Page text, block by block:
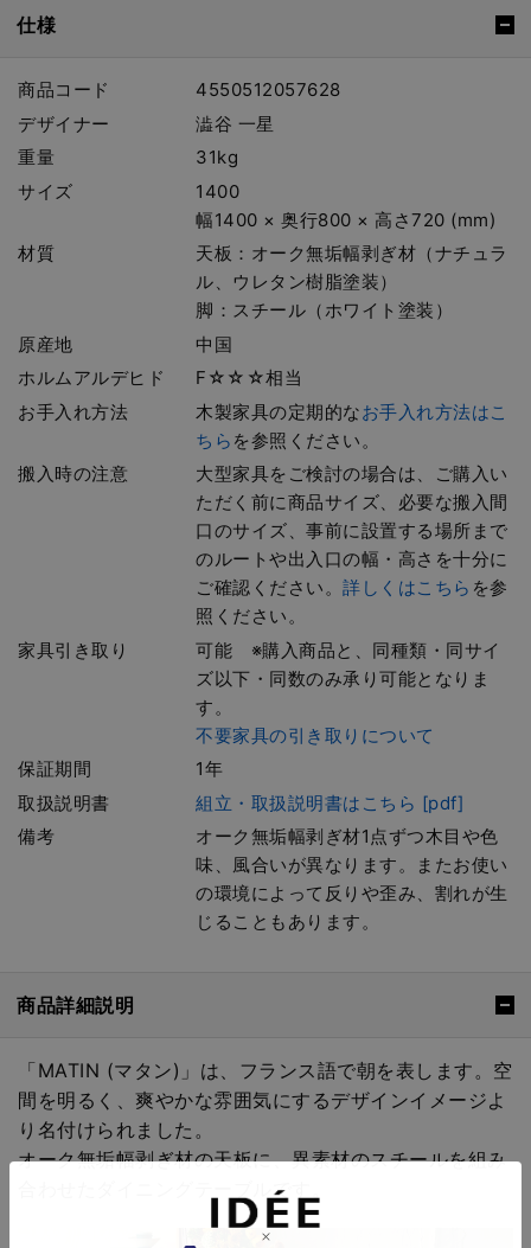
仕様
商品コード
4550512057628
デザイナー
澁谷 一星
重量
31kg
サイズ
1400
幅1400 × 奥行800 × 高さ720 (mm)
材質
天板：オーク無垢幅剥ぎ材（ナチュラ
ル、ウレタン樹脂塗装）
脚：スチール（ホワイト塗装）
原産地
中国
ホルムアルデヒド
F☆☆☆相当
お手入れ方法
木製家具の定期的なお手入れ方法はこ
ちら を参照ください。
搬入時の注意
大型家具をご検討の場合は、ご購入い
ただく前に商品サイズ、必要な搬入間
口のサイズ、事前に設置する場所まで
のルートや出入口の幅・高さを十分に
ご確認ください。詳しくはこちら を参
照ください。
家具引き取り
可能 ※購入商品と、同種類・同サイ
ズ以下・同数のみ承り可能となりま
す。
不要家具の引き取りについて
保証期間
1年
取扱説明書
組立・取扱説明書はこちら [pdf]
備考
オーク無垢幅剥ぎ材1点ずつ木目や色
味、風合いが異なります。またお使い
の環境によって反りや歪み、割れが生
じることもあります。
商品詳細説明
「MATIN (マタン)」は、フランス語で朝を表します。空
間を明るく、爽やかな雰囲気にするデザインイメージよ
り名付けられました。
オーク無垢幅剥ぎ材の天板に、異素材のスチールを組み
合わせたダイニングテーブルです。